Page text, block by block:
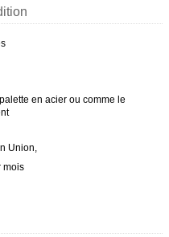
en acier ou comme le
Union,
mois